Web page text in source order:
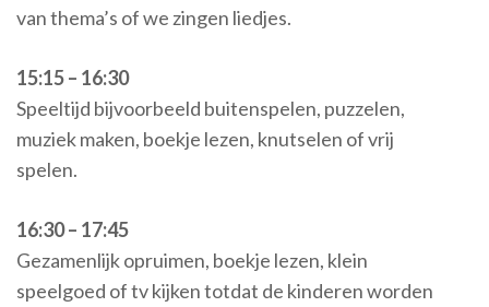
van thema’s of we zingen liedjes.
15:15 – 16:30
Speeltijd bijvoorbeeld buitenspelen, puzzelen,
muziek maken, boekje lezen, knutselen of vrij
spelen.
16:30 – 17:45
Gezamenlijk opruimen, boekje lezen, klein
speelgoed of tv kijken totdat de kinderen worden